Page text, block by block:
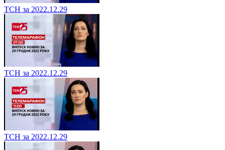
ТСН за 2022.12.29
ТСН за 2022.12.29
ТСН за 2022.12.29